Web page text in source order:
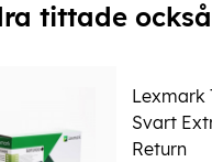
tittade
Lexmark
Svart
Return